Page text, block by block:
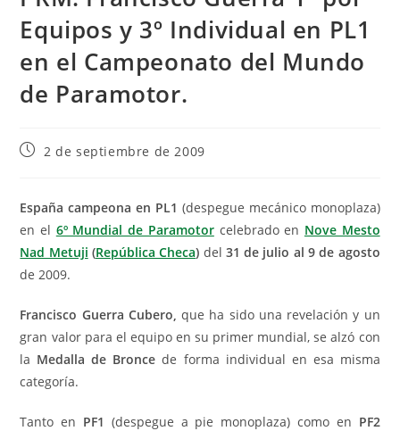
Equipos y 3º Individual en PL1
en el Campeonato del Mundo
de Paramotor.
2 de septiembre de 2009
España campeona en PL1 (despegue mecánico monoplaza)
en el 6º Mundial de Paramotorcelebrado en Nove Mesto
Nad Metuji (República Checa) del 31 de julio al 9 de agosto
de 2009.
Francisco Guerra Cubero,que ha sido una revelación y un
gran valor para el equipo en su primer mundial, se alzó con
la Medalla de Bronce de forma individual en esa misma
categoría.
Tanto en PF1 (despegue a pie monoplaza) como en PF2